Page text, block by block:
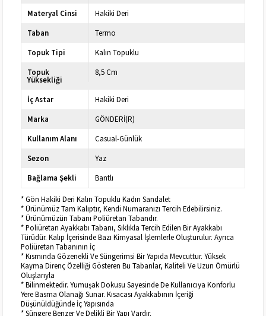
Materyal Cinsi
Hakiki Deri
Taban
Termo
Topuk Tipi
Kalın Topuklu
Topuk
Yüksekliği
8,5 Cm
İç Astar
Hakiki Deri
Marka
GÖNDERİ(R)
Kullanım Alanı
Casual-Günlük
Sezon
Yaz
Bağlama Şekli
Bantlı
* Gön Hakiki Deri Kalın Topuklu Kadın Sandalet
* Ürünümüz Tam Kalıptır, Kendi Numaranızı Tercih Edebilirsiniz.
* Ürünümüzün Tabanı Poliüretan Tabandır.
* Poliüretan Ayakkabı Tabanı, Sıklıkla Tercih Edilen Bir Ayakkabı
Türüdür. Kalıp İçerisinde Bazı Kimyasal İşlemlerle Oluşturulur. Ayrıca
Poliüretan Tabanının İç
* Kısmında Gözenekli Ve Süngerimsi Bir Yapıda Mevcuttur. Yüksek
Kayma Direnç Özelliği Gösteren Bu Tabanlar, Kaliteli Ve Uzun Ömürlü
Oluşlarıyla
* Bilinmektedir. Yumuşak Dokusu Sayesinde De Kullanıcıya Konforlu
Yere Basma Olanağı Sunar. Kısacası Ayakkabının İçeriği
Düşünüldüğünde İç Yapısında
* Süngere Benzer Ve Delikli Bir Yapı Vardır.